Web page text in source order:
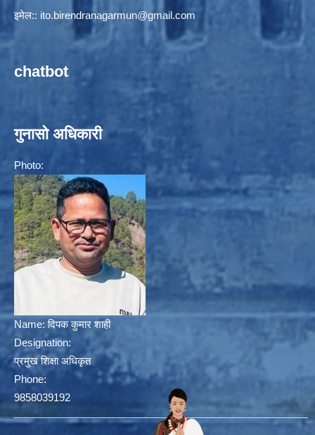
इमेल:: ito.birendranagarmun@gmail.com
chatbot
गुनासो अधिकारी
Photo:
Name:दिपक कुमार शाही
Designation:
प्रमुख शिक्षा अधिकृत
Phone:
9858039192